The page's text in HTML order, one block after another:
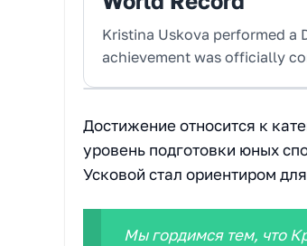
Kristina Uskova performed a
achievement was officially
Достижение относится к
уровень подготовки юных
Усковой стал ориентиром
Мы гордимся тем, что